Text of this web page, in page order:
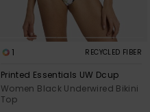
1 RECYCLED FIBER
Printed Essentials UW Dcup
Women Black Underwired Bikini
Top